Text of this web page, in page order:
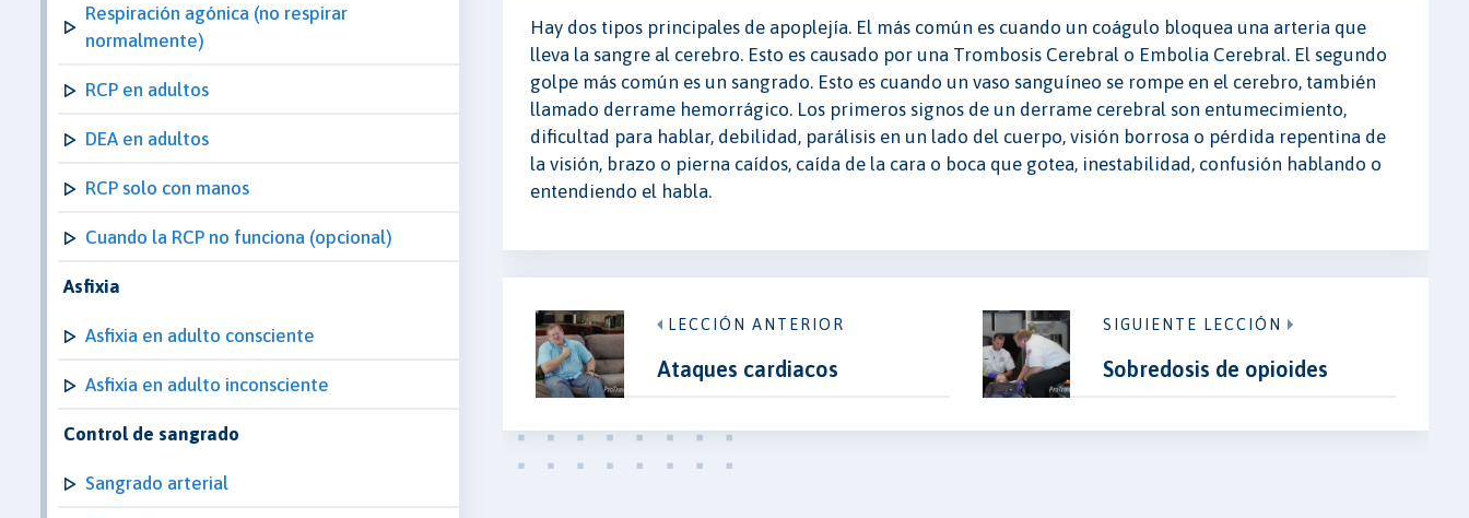
Respiración agónica (no respirar
normalmente)
RCP en adultos
DEA en adultos
RCP solo con manos
Cuando la RCP no funciona (opcional)
Asfixia
Asfixia en adulto consciente
Asfixia en adulto inconsciente
Control de sangrado
Sangrado arterial
Hay dos tipos principales de apoplejía. El más común es cuando un coágulo bloquea una arteria que
lleva la sangre al cerebro. Esto es causado por una Trombosis Cerebral o Embolia Cerebral. El segundo
golpe más común es un sangrado. Esto es cuando un vaso sanguíneo se rompe en el cerebro, también
llamado derrame hemorrágico. Los primeros signos de un derrame cerebral son entumecimiento,
dificultad para hablar, debilidad, parálisis en un lado del cuerpo, visión borrosa o pérdida repentina de
la visión, brazo o pierna caídos, caída de la cara o boca que gotea, inestabilidad, confusión hablando o
entendiendo el habla.
LECCIÓN ANTERIOR
Ataques cardiacos
SIGUIENTE LECCIÓN
Sobredosis de opioides